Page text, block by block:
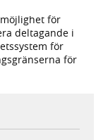
för
deltagande i
för
för